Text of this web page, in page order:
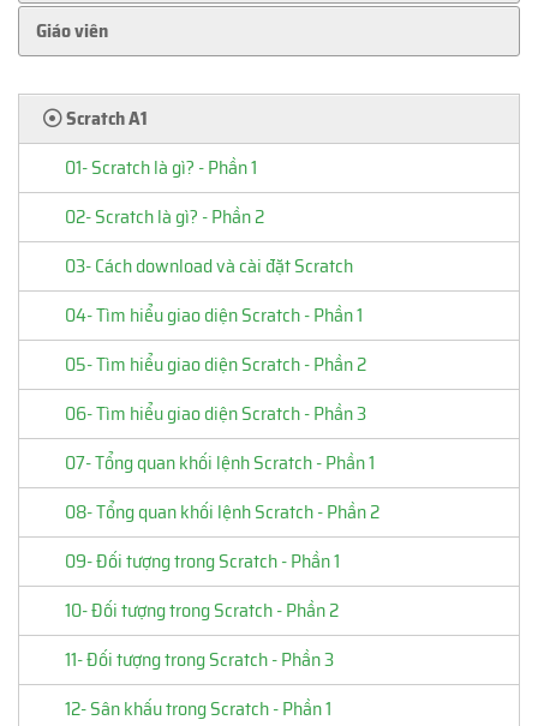
Giáo viên
Scratch A1
01- Scratch là gì? - Phần 1
02- Scratch là gì? - Phần 2
03- Cách download và cài đặt Scratch
04- Tìm hiểu giao diện Scratch - Phần 1
05- Tìm hiểu giao diện Scratch - Phần 2
06- Tìm hiểu giao diện Scratch - Phần 3
07- Tổng quan khối lệnh Scratch - Phần 1
08- Tổng quan khối lệnh Scratch - Phần 2
09- Đối tượng trong Scratch - Phần 1
10- Đối tượng trong Scratch - Phần 2
11- Đối tượng trong Scratch - Phần 3
12- Sân khấu trong Scratch - Phần 1